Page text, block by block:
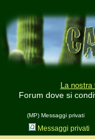
La
Forum dove si
(MP) Messaggi privati
Messaggi privati